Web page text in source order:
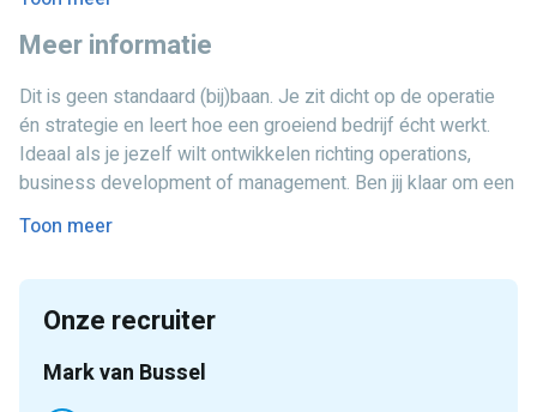
(nationaal & internationaal)
Ondersteunen bij financiële processen en administratie
Overzicht bewaken van projecten, kosten en voortgang
Onboarden van nieuwe partners en samenwerkingen
Meewerken aan de lancering van nieuwe projecten of
producten
Snel schakelen en oplossen van operationele uitdagingen
Kortom: jij zorgt dat de organisatie draait, groeit en steeds
efficiënter wordt.
Veel verantwoordelijkheid en directe impact
Werken in een klein en ambitieus team
Doorgroeimogelijkheden en persoonlijke ontwikkeling
Informele werksfeer met borrels en teamuitjes
Meer informatie
Dit is geen standaard (bij)baan. Je zit dicht op de operatie
én strategie en leert hoe een groeiend bedrijf écht werkt.
Ideaal als je jezelf wilt ontwikkelen richting operations,
business development of management. Ben jij klaar om een
sleutelrol te spelen binnen een groeiende organisatie?
Solliciteer direct en bouw mee aan de volgende stap.
Toon meer
Onze recruiter
Mark van Bussel